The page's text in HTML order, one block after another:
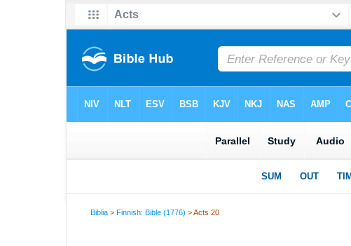
Biblia >Finnish: Bible (1776) > Acts 20